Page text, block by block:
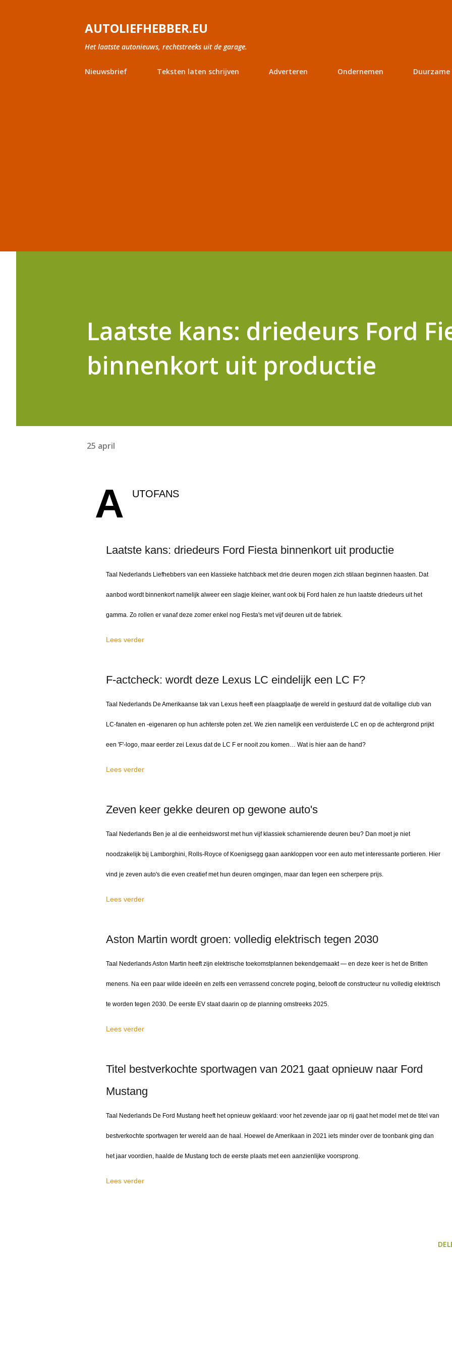
AUTOLIEFHEBBER.EU
Het laatste autonieuws, rechtstreeks uit de garage.
Nieuwsbrief Teksten laten schrijven Adverteren Ondernemen Duurzame
Laatste kans: driedeurs Ford
binnenkort uit productie
25 april
A UTOFANS
Laatste kans: driedeurs Ford Fiesta binnenkort uit productie
Taal Nederlands Liefhebbers van een klassieke hatchback met drie deuren mogen zich stilaan beginnen haasten. Dat
aanbod wordt binnenkort namelijk alweer een slagje kleiner, want ook bij Ford halen ze hun laatste driedeurs uit het
gamma. Zo rollen er vanaf deze zomer enkel nog Fiesta's met vijf deuren uit de fabriek.
Lees verder
F-actcheck: wordt deze Lexus LC eindelijk een LC F?
Taal Nederlands De Amerikaanse tak van Lexus heeft een plaagplaatje de wereld in gestuurd dat de voltallige club van
LC-fanaten en -eigenaren op hun achterste poten zet. We zien namelijk een verduisterde LC en op de achtergrond prijkt
een 'F'-logo, maar eerder zei Lexus dat de LC F er nooit zou komen… Wat is hier aan de hand?
Lees verder
Zeven keer gekke deuren op gewone auto's
Taal Nederlands Ben je al die eenheidsworst met hun vijf klassiek scharnierende deuren beu? Dan moet je niet
noodzakelijk bij Lamborghini, Rolls-Royce of Koenigsegg gaan aankloppen voor een auto met interessante portieren. Hier
vind je zeven auto's die even creatief met hun deuren omgingen, maar dan tegen een scherpere prijs.
Lees verder
Aston Martin wordt groen: volledig elektrisch tegen 2030
Taal Nederlands Aston Martin heeft zijn elektrische toekomstplannen bekendgemaakt — en deze keer is het de Britten
menens. Na een paar wilde ideeën en zelfs een verrassend concrete poging, belooft de constructeur nu volledig elektrisch
te worden tegen 2030. De eerste EV staat daarin op de planning omstreeks 2025.
Lees verder
Titel bestverkochte sportwagen van 2021 gaat opnieuw naar Ford
Mustang
Taal Nederlands De Ford Mustang heeft het opnieuw geklaard: voor het zevende jaar op rij gaat het model met de titel van
bestverkochte sportwagen ter wereld aan de haal. Hoewel de Amerikaan in 2021 iets minder over de toonbank ging dan
het jaar voordien, haalde de Mustang toch de eerste plaats met een aanzienlijke voorsprong.
Lees verder